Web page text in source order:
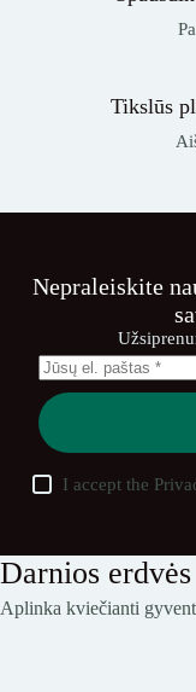
Tikslūs
Nepraleiskite
I accept the
Darnios erdvės
Aplinka kviečianti